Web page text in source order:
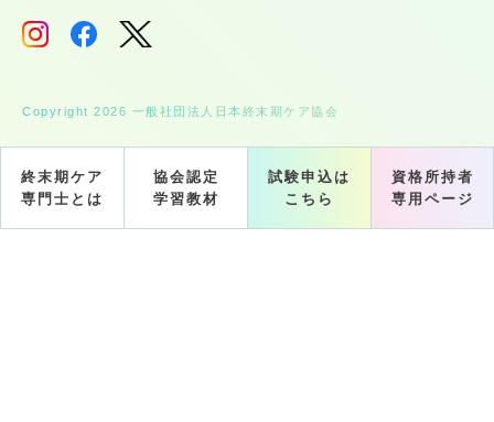
終末期ケア
専門士とは
協会認定
学習教材
試験申込は
こちら
資格所持者
専用ページ
Copyright 2026 一般社団法人日本終末期ケア協会